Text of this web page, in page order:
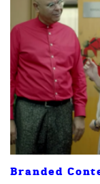
Branded
ค้นหา